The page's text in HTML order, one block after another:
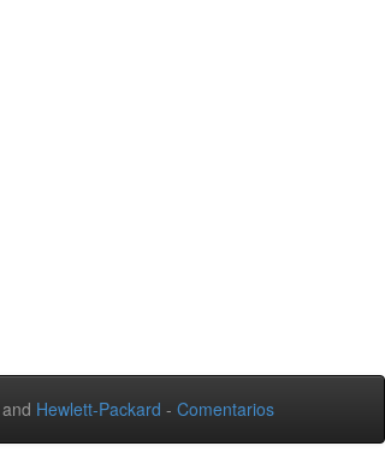
and Hewlett-Packard - Comentarios